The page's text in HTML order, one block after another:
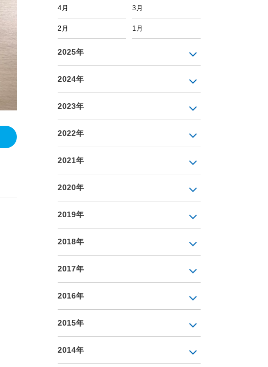
4月 3月
2月 1月
2025年
2024年
2023年
2022年
2021年
2020年
2019年
2018年
2017年
2016年
2015年
2014年